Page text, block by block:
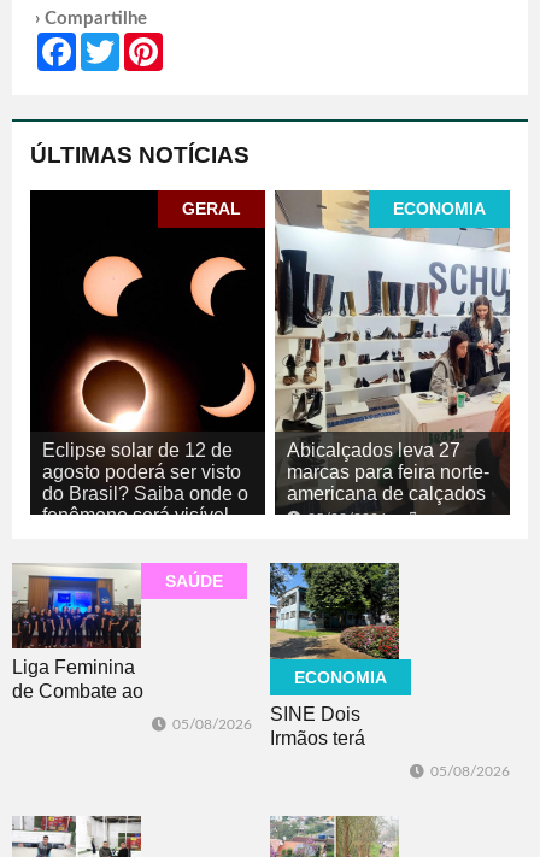
› Compartilhe
Facebook
Twitter
ÚLTIMAS NOTÍCIAS
GERAL
Eclipse solar de 12 de
agosto poderá ser visto
do Brasil? Saiba onde o
fenômeno será visível
ECONOMIA
Abicalçados leva 27
marcas para feira norte-
americana de calçados
05/08/2026
SAÚDE
Liga Feminina
de Combate ao
05/08/2026
ECONOMIA
SINE Dois
Irmãos terá
dia 10
05/08/2026